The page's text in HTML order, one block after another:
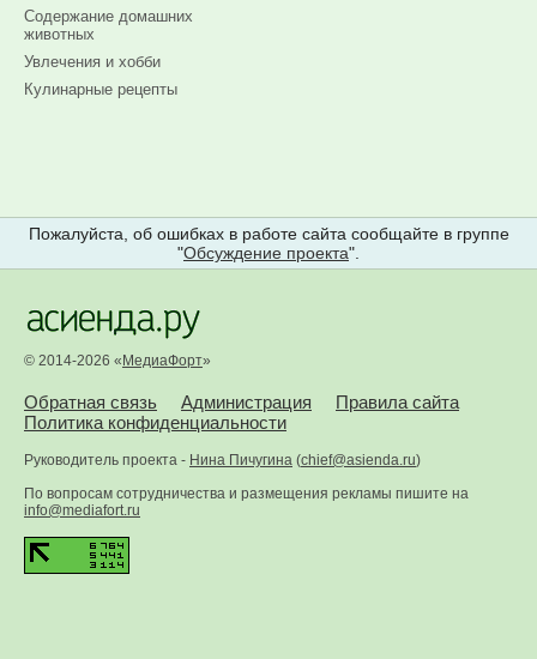
Содержание домашних
животных
Увлечения и хобби
Кулинарные рецепты
Пожалуйста, об ошибках в работе сайта сообщайте в группе
"Обсуждение проекта".
© 2014-2026 «МедиаФорт»
Обратная связь Администрация
Правила сайта
Политика конфиденциальности
Руководитель проекта - Нина Пичугина (chief@asienda.ru)
По вопросам сотрудничества и размещения рекламы пишите на
info@mediafort.ru